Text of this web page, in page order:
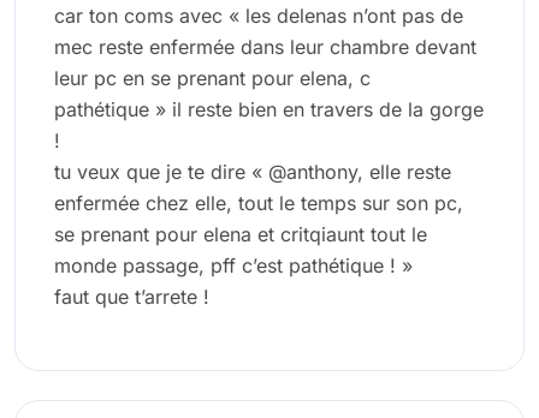
car ton coms avec « les delenas n’ont pas de
mec reste enfermée dans leur chambre devant
leur pc en se prenant pour elena, c
pathétique » il reste bien en travers de la gorge
!
tu veux que je te dire « @anthony, elle reste
enfermée chez elle, tout le temps sur son pc,
se prenant pour elena et critqiaunt tout le
monde passage, pff c’est pathétique ! »
faut que t’arrete !